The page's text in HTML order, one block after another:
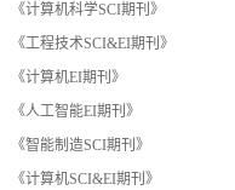
《计算机科学SCI期刊》
《工程技术SCI&EI期刊》
《计算机EI期刊》
《人工智能EI期刊》
《智能制造SCI期刊》
《计算机SCI&EI期刊》